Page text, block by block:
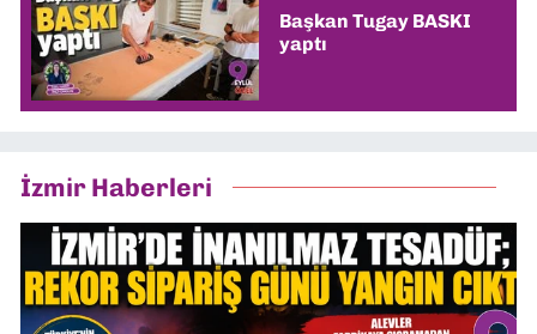
Başkan Tugay BASKI
yaptı
İzmir Haberleri